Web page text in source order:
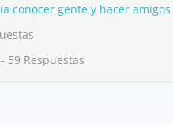
conocer gente y hacer amigos
- 59 Respuestas